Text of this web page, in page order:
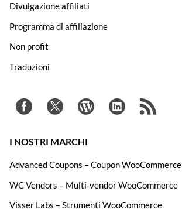
Divulgazione affiliati
Programma di affiliazione
Non profit
Traduzioni
I NOSTRI MARCHI
Advanced Coupons – Coupon WooCommerce
WC Vendors – Multi-vendor WooCommerce
Visser Labs – Strumenti WooCommerce